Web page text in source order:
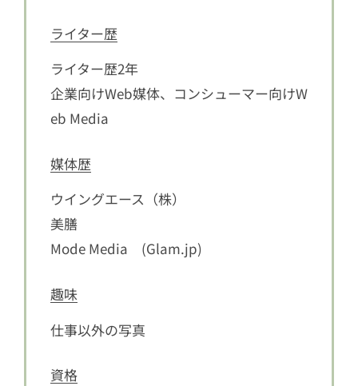
ライター歴
ライター歴2年
企業向けWeb媒体、コンシューマー向けW
eb Media
媒体歴
ウイングエース（株）
美膳
Mode Media (Glam.jp)
趣味
仕事以外の写真
資格